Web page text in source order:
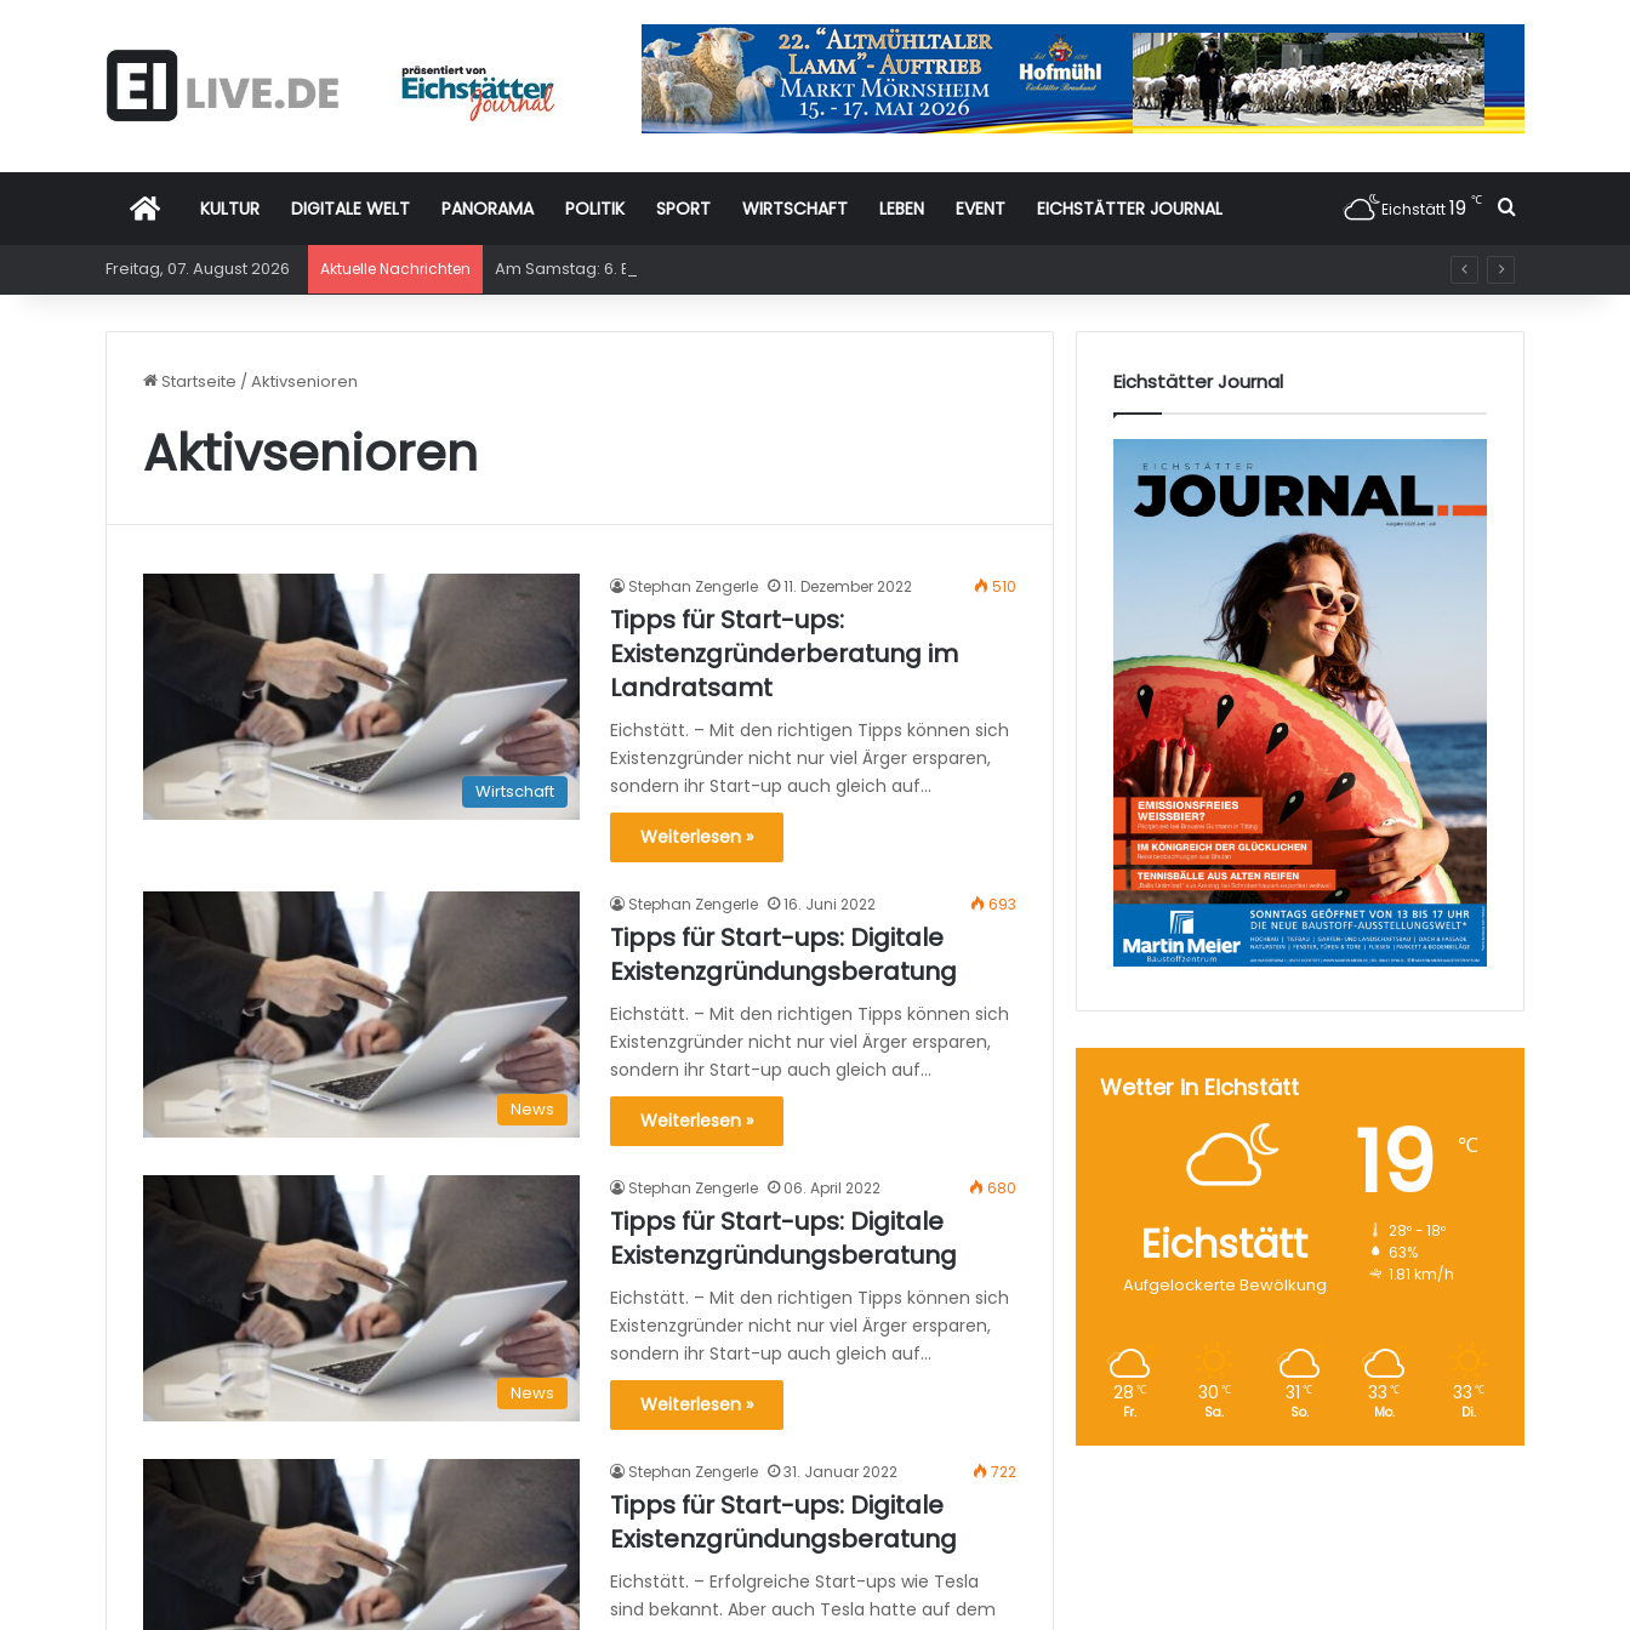
Startseite
KULTUR DIGITALE WELT PANORAMA POLITIK SPORT WIRTSCHAFT LEBEN EVENT EICHSTÄTTER JOURNAL Eichstätt19 ℃ Suchen
Freitag, 07. August 2026 Aktuelle Nachrichten Am Samstag: 6. Eichstätter Kinder- und Jugendtag – für ganze Familie
Startseite /Aktivsenioren
Aktivsenioren
Wirtschaft
Stephan Zengerle 11. Dezember 2022 510
Tipps für Start-ups:
Existenzgründerberatung im
Landratsamt
Eichstätt. – Mit den richtigen Tipps können sich
Existenzgründer nicht nur viel Ärger ersparen,
sondern ihr Start-up auch gleich auf…
Weiterlesen »
News
Stephan Zengerle 16. Juni 2022 693
Tipps für Start-ups: Digitale
Existenzgründungsberatung
Eichstätt. – Mit den richtigen Tipps können sich
Existenzgründer nicht nur viel Ärger ersparen,
sondern ihr Start-up auch gleich auf…
Weiterlesen »
News
Stephan Zengerle 06. April 2022 680
Tipps für Start-ups: Digitale
Existenzgründungsberatung
Eichstätt. – Mit den richtigen Tipps können sich
Existenzgründer nicht nur viel Ärger ersparen,
sondern ihr Start-up auch gleich auf…
Weiterlesen »
Stephan Zengerle 31. Januar 2022 722
Tipps für Start-ups: Digitale
Existenzgründungsberatung
Eichstätt. – Erfolgreiche Start-ups wie Tesla
sind bekannt. Aber auch Tesla hatte auf dem
Eichstätter Journal
Wetter in Eichstätt
Eichstätt
Aufgelockerte Bewölkung
19 ℃
28º - 18º
63%
1.81 km/h
28 ℃
Fr.
30 ℃
Sa.
31 ℃
So.
33 ℃
Mo.
33 ℃
Di.